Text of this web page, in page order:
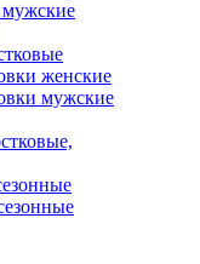
женские
мужские